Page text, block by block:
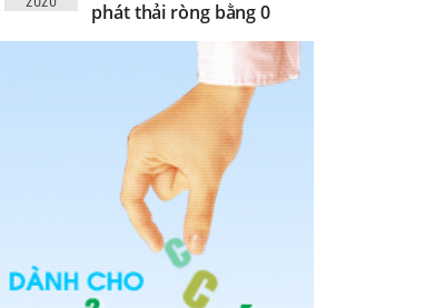
phát thải ròng bằng 0